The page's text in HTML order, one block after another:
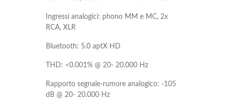
Ingressi analogici: phono MM e MC, 2x
RCA, XLR
Bluetooth: 5.0 aptX HD
THD: <0.001% @ 20- 20.000 Hz
Rapporto segnale-rumore analogico: -105
dB @ 20- 20.000 Hz